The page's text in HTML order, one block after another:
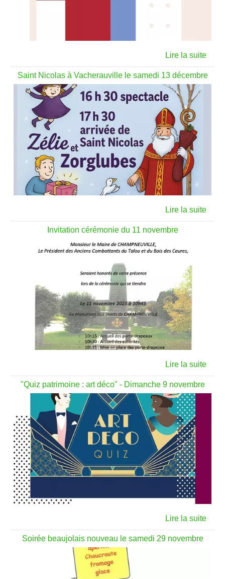
Saint Nicolas à Vacherauville le samedi 13 décembre
Invitation cérémonie du 11 novembre
"Quiz patrimoine : art déco" - Dimanche 9 novembre
Soirée beaujolais nouveau le samedi 29 novembre